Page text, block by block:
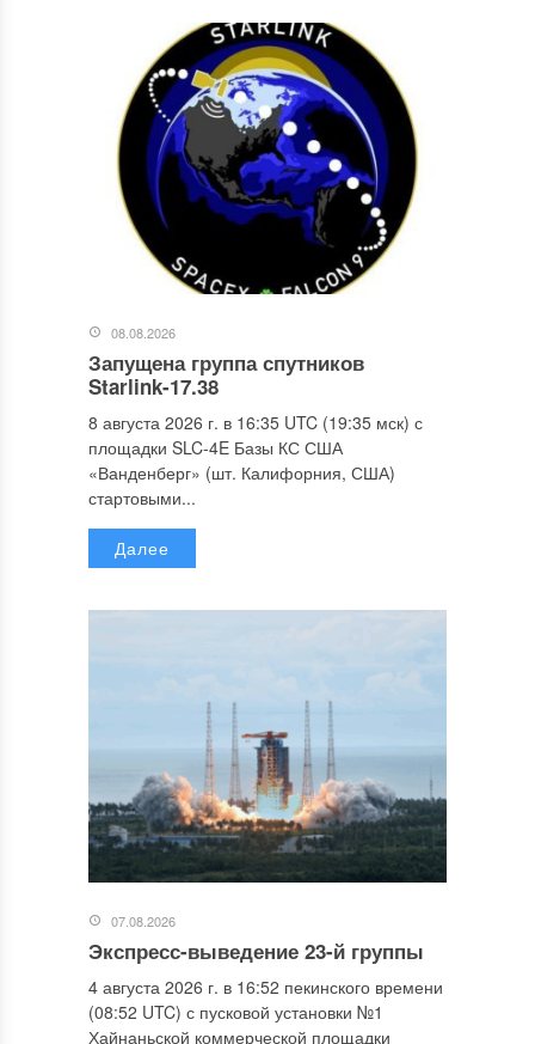
08.08.2026
Запущена группа спутников
Starlink-17.38
8 августа 2026 г. в 16:35 UTC (19:35 мск) с
площадки SLC-4E Базы КС США
«Ванденберг» (шт. Калифорния, США)
стартовыми...
Далее
07.08.2026
Экспресс-выведение 23-й группы
4 августа 2026 г. в 16:52 пекинского времени
(08:52 UTC) с пусковой установки №1
Хайнаньской коммерческой площадки